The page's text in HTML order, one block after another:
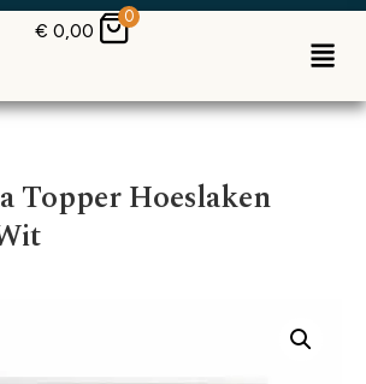
€ 0,00
0
Topper Hoeslaken